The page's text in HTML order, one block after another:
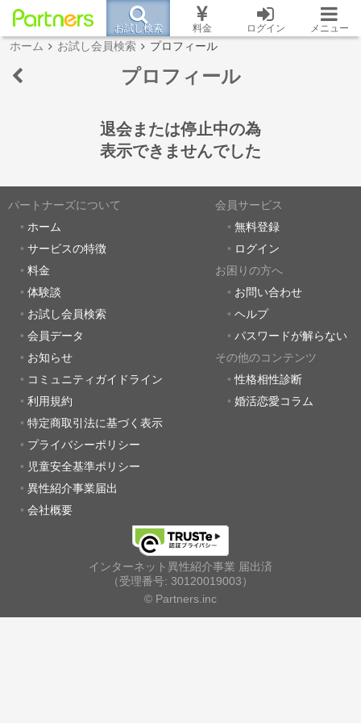
お試し検索 料金 ログイン メニュー
ホーム お試し会員検索 プロフィール
プロフィール
退会または停止中の為
表示できませんでした
パートナーズについて
ホーム
サービスの特徴
料金
体験談
お試し会員検索
会員データ
お知らせ
コミュニティガイドライン
利用規約
特定商取引法に基づく表示
プライバシーポリシー
児童安全基準ポリシー
異性紹介事業届出
会社概要
会員サービス
無料登録
ログイン
お困りの方へ
お問い合わせ
ヘルプ
パスワードが解らない
その他のコンテンツ
性格相性診断
婚活恋愛コラム
インターネット異性紹介事業 届出済
（受理番号: 30120019003）
© Partners.inc